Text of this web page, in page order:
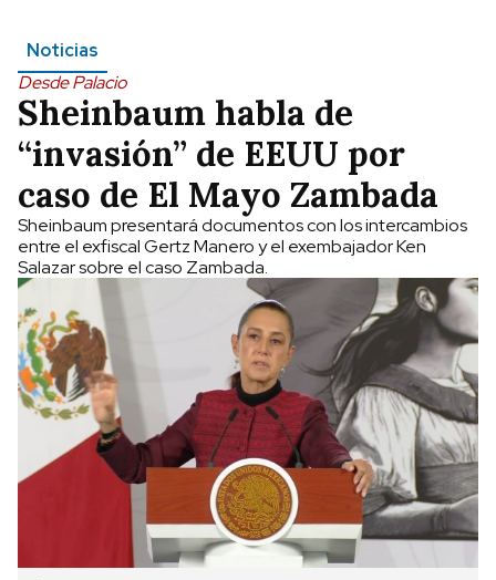
Noticias
Desde Palacio
Sheinbaum habla de
“invasión” de EEUU por
caso de El Mayo Zambada
Sheinbaum presentará documentos con los intercambios
entre el exfiscal Gertz Manero y el exembajador Ken
Salazar sobre el caso Zambada.